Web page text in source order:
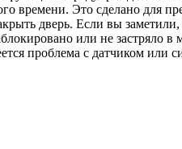
времени. Это сделано
дверь. Если вы
или не застряло
проблема с датчиком или